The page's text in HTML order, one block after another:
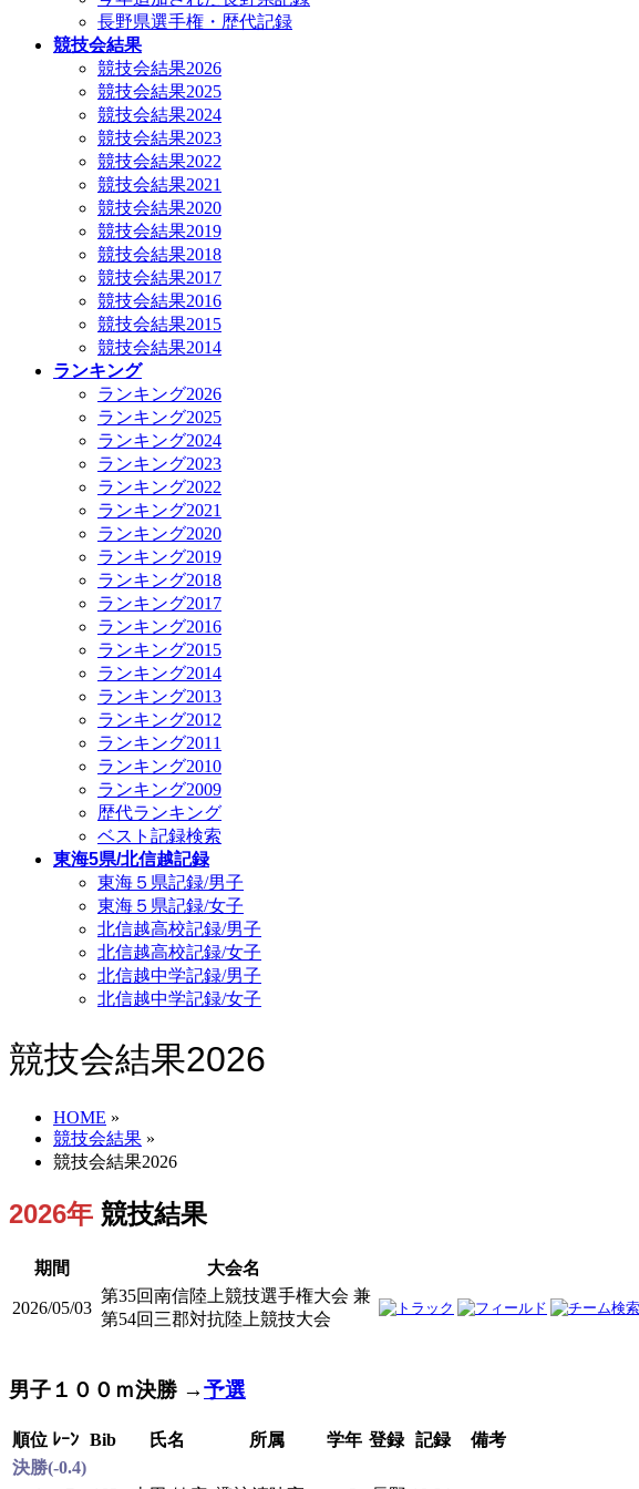
長野県選手権・歴代記録
競技会結果
競技会結果2026
競技会結果2025
競技会結果2024
競技会結果2023
競技会結果2022
競技会結果2021
競技会結果2020
競技会結果2019
競技会結果2018
競技会結果2017
競技会結果2016
競技会結果2015
競技会結果2014
ランキング
ランキング2026
ランキング2025
ランキング2024
ランキング2023
ランキング2022
ランキング2021
ランキング2020
ランキング2019
ランキング2018
ランキング2017
ランキング2016
ランキング2015
ランキング2014
ランキング2013
ランキング2012
ランキング2011
ランキング2010
ランキング2009
歴代ランキング
ベスト記録検索
東海5県/北信越記録
東海５県記録/男子
東海５県記録/女子
北信越高校記録/男子
北信越高校記録/女子
北信越中学記録/男子
北信越中学記録/女子
競技会結果2026
HOME »
競技会結果 »
競技会結果2026
2026年 競技結果
期間 大会名
2026/05/03
第35回南信陸上競技選手権大会 兼
第54回三郡対抗陸上競技大会
男子１００ｍ決勝 →予選
順位 ﾚｰﾝ Bib 氏名 所属 学年 登録 記録
備考
決勝(-0.4)